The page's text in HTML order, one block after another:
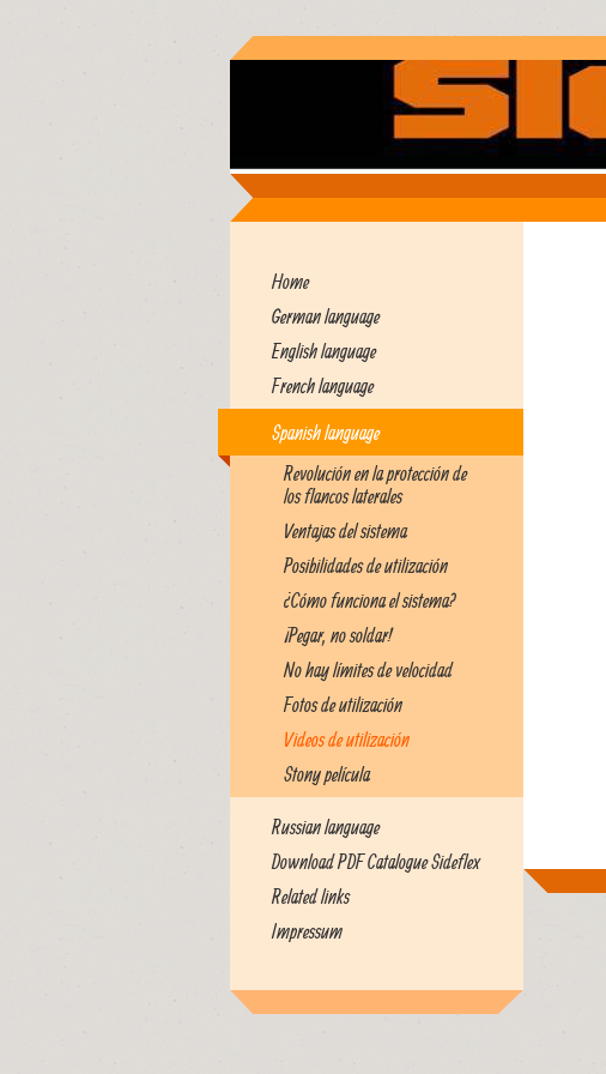
Home
German language
English language
French language
Spanish language
Revolución en la protección de
los flancos laterales
Ventajas del sistema
Posibilidades de utilización
¿Cómo funciona el sistema?
¡Pegar, no soldar!
No hay límites de velocidad
Fotos de utilización
Videos de utilización
Stony película
Russian language
Download PDF Catalogue Sideflex
Related links
Impressum